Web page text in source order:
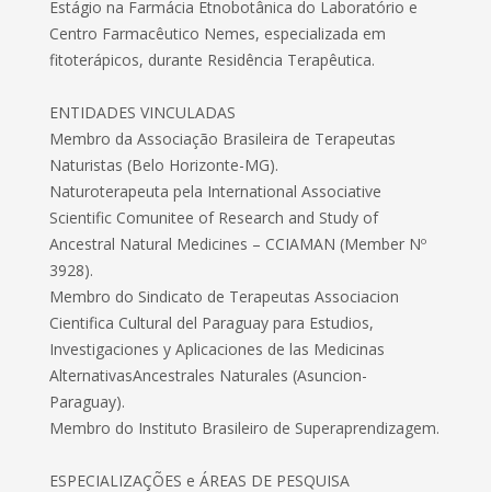
Estágio na Farmácia Etnobotânica do Laboratório e
Centro Farmacêutico Nemes, especializada em
fitoterápicos, durante Residência Terapêutica.
ENTIDADES VINCULADAS
Membro da Associação Brasileira de Terapeutas
Naturistas (Belo Horizonte-MG).
Naturoterapeuta pela International Associative
Scientific Comunitee of Research and Study of
Ancestral Natural Medicines – CCIAMAN (Member Nº
3928).
Membro do Sindicato de Terapeutas Associacion
Cientifica Cultural del Paraguay para Estudios,
Investigaciones y Aplicaciones de las Medicinas
AlternativasAncestrales Naturales (Asuncion-
Paraguay).
Membro do Instituto Brasileiro de Superaprendizagem.
ESPECIALIZAÇÕES e ÁREAS DE PESQUISA